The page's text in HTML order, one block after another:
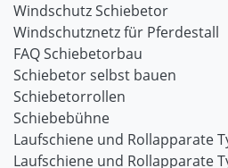
Windschutz Schiebetor
Windschutznetz für Pferdestall
FAQ Schiebetorbau
Schiebetor selbst bauen
Schiebetorrollen
Schiebebühne
Laufschiene und Rollapparate
Laufschiene und Rollapparate